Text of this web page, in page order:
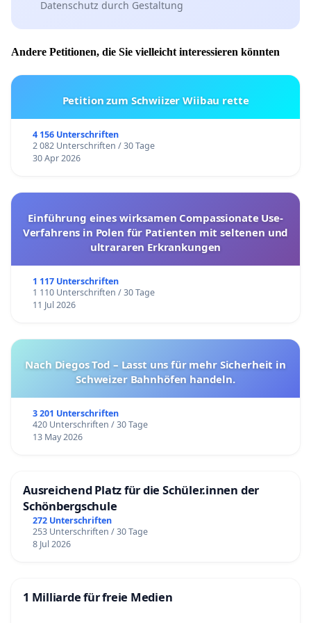
Jede Stimme zählt, um die Rigi auch für künftige
Generationen als Erholungs- und Freizeitgebiet
zu erhalten!Sie können bis zum30. September
Unterschriftenbögen herunterladen und diese auf
dem Postweg einreichen.
und Freunde via soziale Medien oder eine
persönliche E-Mail auf die Petition aufmerksam.
Petitionskomitee "Rigi: 800'000 sind genug!"
Werner Bätzing,emeritierter Professor für
Kulturgeographie, Bamberg
Rolf E. Brönnimann,
Monica Chappuis-Speiser,Meggen
Seraina Gunzinger Morell,Zürich
Frieder Hiss,Architekt / Fachberater
Landschaftsschutz, Luzern
Regula Kunz Bechtlerund
Castell,Zuoz
Stanislaus von Moos, Kunsthistoriker, Zürich /
Ennetbürgen
René Stettler, Kulturwissenschaftler, Rigi Kaltbad,
Datenschutz durch Gestaltung
Andere Petitionen, die Sie vielleicht interessieren könnten
Petition zum Schwiizer Wiibau rette
4 156 Unterschriften
2 082 Unterschriften / 30 Tage
30 Apr 2026
Einführung eines wirksamen Compassionate Use-
Verfahrens in Polen für Patienten mit seltenen und
ultrararen Erkrankungen
1 117 Unterschriften
1 110 Unterschriften / 30 Tage
11 Jul 2026
Nach Diegos Tod – Lasst uns für mehr Sicherheit in
Schweizer Bahnhöfen handeln.
3 201 Unterschriften
420 Unterschriften / 30 Tage
13 May 2026
Ausreichend Platz für die Schüler.innen der
Schönbergschule
272 Unterschriften
253 Unterschriften / 30 Tage
8 Jul 2026
1 Milliarde für freie Medien